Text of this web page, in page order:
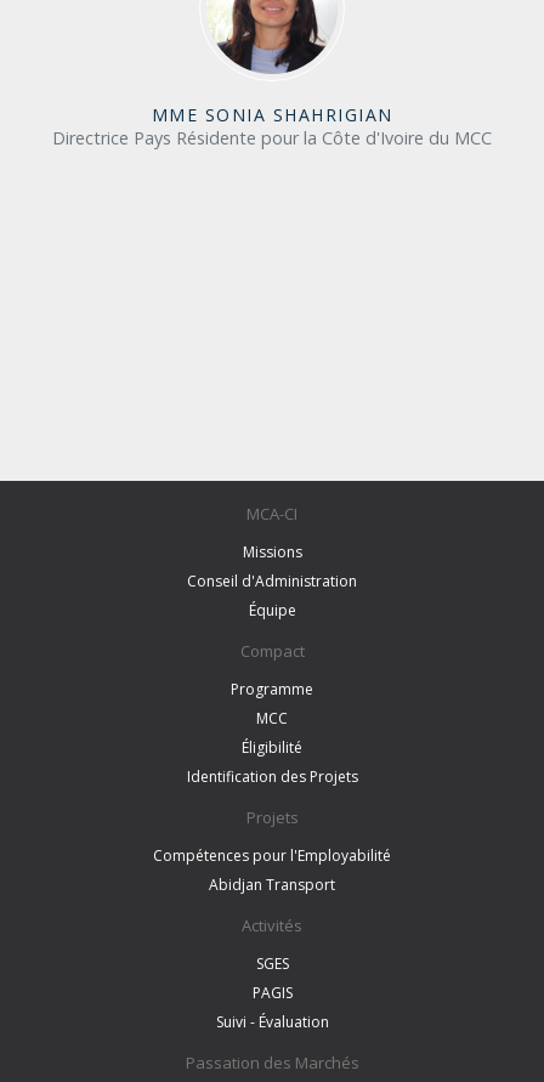
MME SONIA SHAHRIGIAN
Directrice Pays Résidente pour la Côte d'Ivoire du MCC
MCA-CI
Missions
Conseil d'Administration
Équipe
Compact
Programme
MCC
Éligibilité
Identification des Projets
Projets
Compétences pour l'Employabilité
Abidjan Transport
Activités
SGES
PAGIS
Suivi - Évaluation
Passation des Marchés